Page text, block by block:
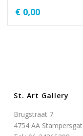
€ 0,00
St. Art Gallery
Brugstraat 7
4754 AA Stampersgat